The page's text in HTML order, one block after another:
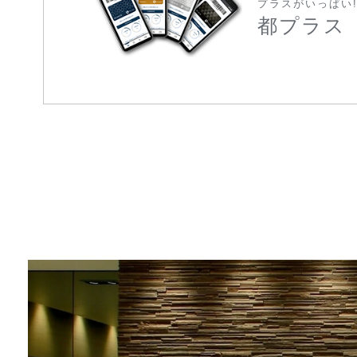
プラスがいっぱい
都プラス